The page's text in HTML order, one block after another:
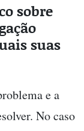
sobre
suas
e a
No caso